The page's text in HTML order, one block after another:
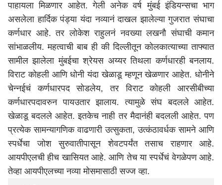
पाहायला मिळणार आहेत. गेली अनेक वर्ष मुंबई इंडियन्सचा भाग
असलेला हार्दिक पंड्या यंदा नव्यानं दाखल झालेल्या गुजरात संघाचा
कर्णधार आहे. तर लोकेश राहुलनं नवख्या लखनौ संघाची कमान
सांभाळलीय. महत्वाची बाब ही की दिल्लीतून कोलकात्याच्या ताफ्यात
सामील झालेला मुंबईचा श्रेयस अय्यर तिथला कर्णधारही बनलाय.
विराट कोहली आणि धोनी यंदा खेळाडू म्हणून खेळणार आहेत. धोनीने
चेन्नईचं कर्णधारपद सोडलेय, तर विराट कोहली आरसीबीच्या
कर्णधारपदावरुन पायउतार झालाय. त्यामुळे संघ बदलले आहेत.
खेळाडू बदलले आहेत. इतकेच नाही तर मैदानंही बदलली आहेत. पण
प्रत्येक सामन्यागणिक वाढणारी उत्सुकता, उत्कंठावर्धक सामने आणि
स्पर्धेचा जोश सुरुवातीपासून शेवटपर्यंत तसाच राहणार आहे.
आयपीएलची हीच खासियत आहे. आणि तेच या स्पर्धेचं वेगळेपण आहे.
तेव्हा आयपीएलच्या नव्या मोसमासाठी सज्ज व्हा.